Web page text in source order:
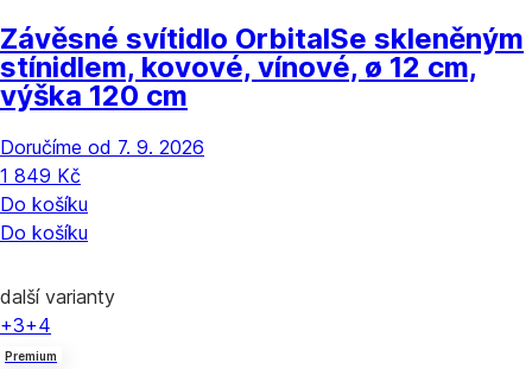
Závěsné svítidlo OrbitalSe skleněným
stínidlem, kovové, vínové, ø 12 cm,
výška 120 cm
Doručíme od 7. 9. 2026
1 849 Kč
Do košíku
Do košíku
další varianty
+3+4
Premium